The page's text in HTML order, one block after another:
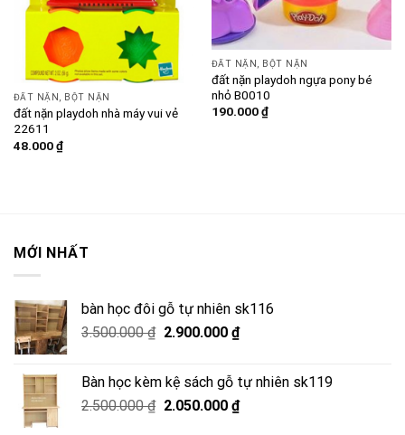
ĐẤT NẶN, BỘT NẶN
đất nặn playdoh nhà máy vui vẻ
22611
48.000₫
ĐẤT NẶN, BỘT NẶN
đất nặn playdoh ngựa pony bé
nhỏ B0010
190.000₫
MỚI NHẤT
bàn học đôi gỗ tự nhiên sk116
3.500.000₫ Giá
3.500.000 ₫.
2.900.000 ₫Giá
là:
2.900.000 ₫.
Bàn học kèm kệ sách gỗ tự nhiên sk119
2.500.000₫ Giá
2.050.000 ₫Giá